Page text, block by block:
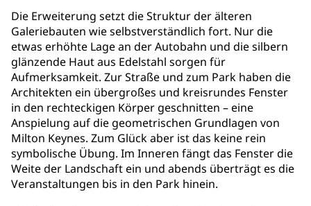
Die Erweiterung setzt die Struktur der älteren
Galeriebauten wie selbstverständlich fort. Nur die
etwas erhöhte Lage an der Autobahn und die silbern
glänzende Haut aus Edelstahl sorgen für
Aufmerksamkeit. Zur Straße und zum Park haben die
Architekten ein übergroßes und kreisrundes Fenster
in den rechteckigen Körper geschnitten – eine
Anspielung auf die geometrischen Grundlagen von
Milton Keynes. Zum Glück aber ist das keine rein
symbolische Übung. Im Inneren fängt das Fenster die
Weite der Landschaft ein und abends überträgt es die
Veranstaltungen bis in den Park hinein.